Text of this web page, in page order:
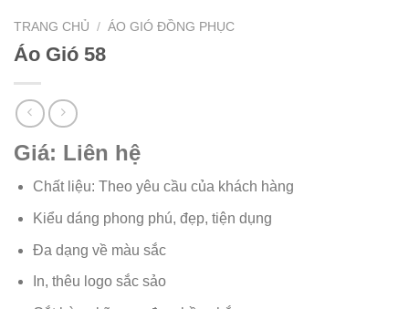
TRANG CHỦ / ÁO GIÓ ĐỒNG PHỤC
Áo Gió 58
Giá: Liên hệ
Chất liệu: Theo yêu cầu của khách hàng
Kiểu dáng phong phú, đẹp, tiện dụng
Đa dạng về màu sắc
In, thêu logo sắc sảo